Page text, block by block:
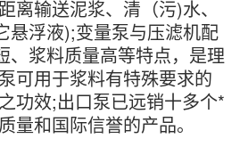
离输送泥浆、清（污)水、
悬浮液);变量泵与压滤机配
、浆料质量高等特点，是理
可用于浆料有特殊要求的
功效;出口泵已远销十多个*
量和国际信誉的产品。